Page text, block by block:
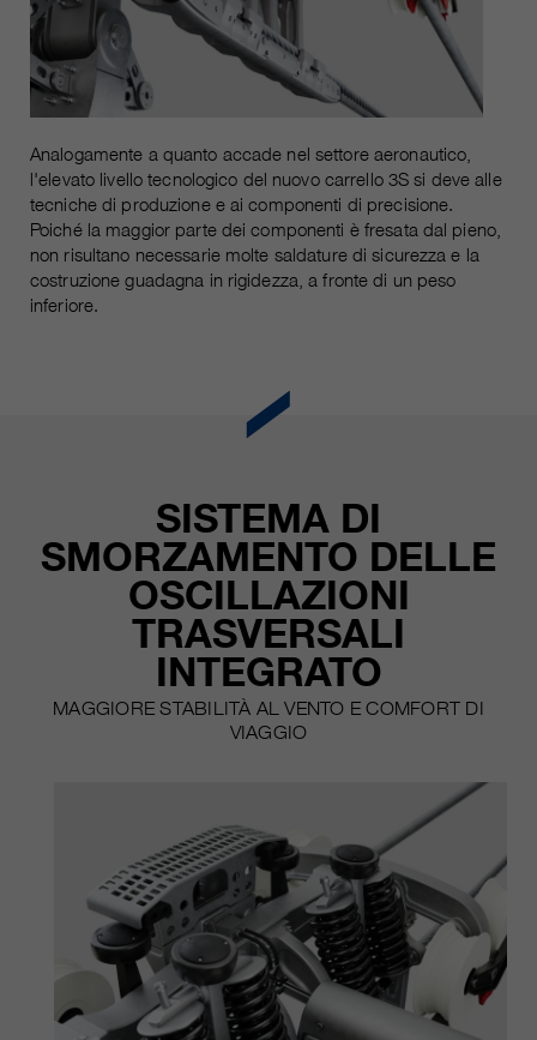
Analogamente a quanto accade nel settore aeronautico,
l'elevato livello tecnologico del nuovo carrello 3S si deve alle
tecniche di produzione e ai componenti di precisione.
Poiché la maggior parte dei componenti è fresata dal pieno,
non risultano necessarie molte saldature di sicurezza e la
costruzione guadagna in rigidezza, a fronte di un peso
inferiore.
SISTEMA DI
SMORZAMENTO DELLE
OSCILLAZIONI
TRASVERSALI
INTEGRATO
MAGGIORE STABILITÀ AL VENTO E COMFORT DI
VIAGGIO
attuale
obiettivo
Usato per proteggere lo spam
causato dallo spam-bot.
Nome cookie_optin
fornitore sgalinski Cookie Opt In
durata 30 giorni
Nome
_ga, _gid, _gat, __utma, __utmb,
__utmc, __utmd, __utmz
fornitore Google Analytics
durata
variano da 2 anni a 6 mesi o ancora
di più.
Questi cookie sono utilizzati da
Google Analytics per raccogliere
diversi tipi di informazioni sull'uso,
Google Analytics all'indirizzo
https://policies.google.com/privacy.,
del sito, che ci aiutano a migliorare i
nostri siti web / app. Queste
informazioni vengono trasmesse
anche ai nostri clienti / partner.
piú informazioni sul cookie